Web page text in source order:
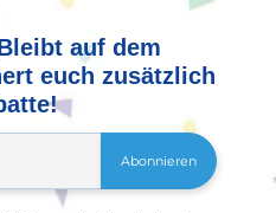
auf dem
euch zusätzlich
Abonnieren